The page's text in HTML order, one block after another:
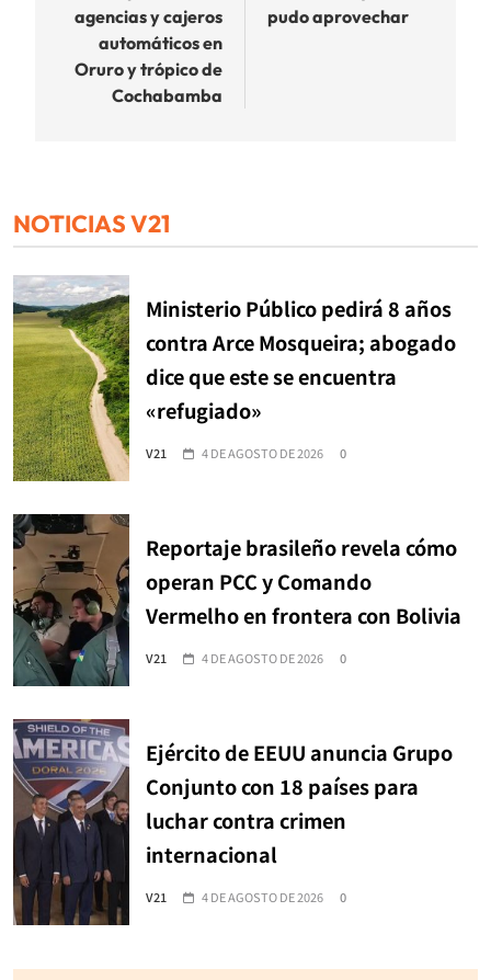
entradas
agencias y cajeros
automáticos en
Oruro y trópico de
Cochabamba
pudo aprovechar
NOTICIAS V21
Ministerio Público pedirá 8 años
contra Arce Mosqueira; abogado
dice que este se encuentra
«refugiado»
V21 4 DE AGOSTO DE 2026 0
Reportaje brasileño revela cómo
operan PCC y Comando
Vermelho en frontera con Bolivia
V21 4 DE AGOSTO DE 2026 0
Ejército de EEUU anuncia Grupo
Conjunto con 18 países para
luchar contra crimen
internacional
V21 4 DE AGOSTO DE 2026 0